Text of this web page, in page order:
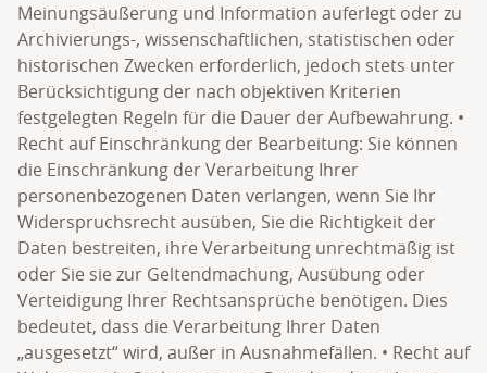
Meinungsäußerung und Information auferlegt oder zu
Archivierungs-, wissenschaftlichen, statistischen oder
historischen Zwecken erforderlich, jedoch stets unter
Berücksichtigung der nach objektiven Kriterien
festgelegten Regeln für die Dauer der Aufbewahrung. •
Recht auf Einschränkung der Bearbeitung: Sie können
die Einschränkung der Verarbeitung Ihrer
personenbezogenen Daten verlangen, wenn Sie Ihr
Widerspruchsrecht ausüben, Sie die Richtigkeit der
Daten bestreiten, ihre Verarbeitung unrechtmäßig ist
oder Sie sie zur Geltendmachung, Ausübung oder
Verteidigung Ihrer Rechtsansprüche benötigen. Dies
bedeutet, dass die Verarbeitung Ihrer Daten
„ausgesetzt“ wird, außer in Ausnahmefällen. • Recht auf